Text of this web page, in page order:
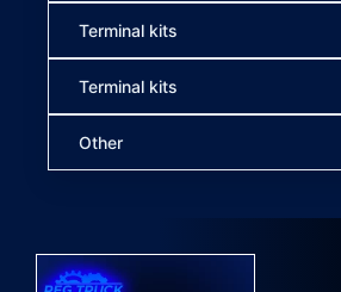
Terminal kits
Terminal kits
Other